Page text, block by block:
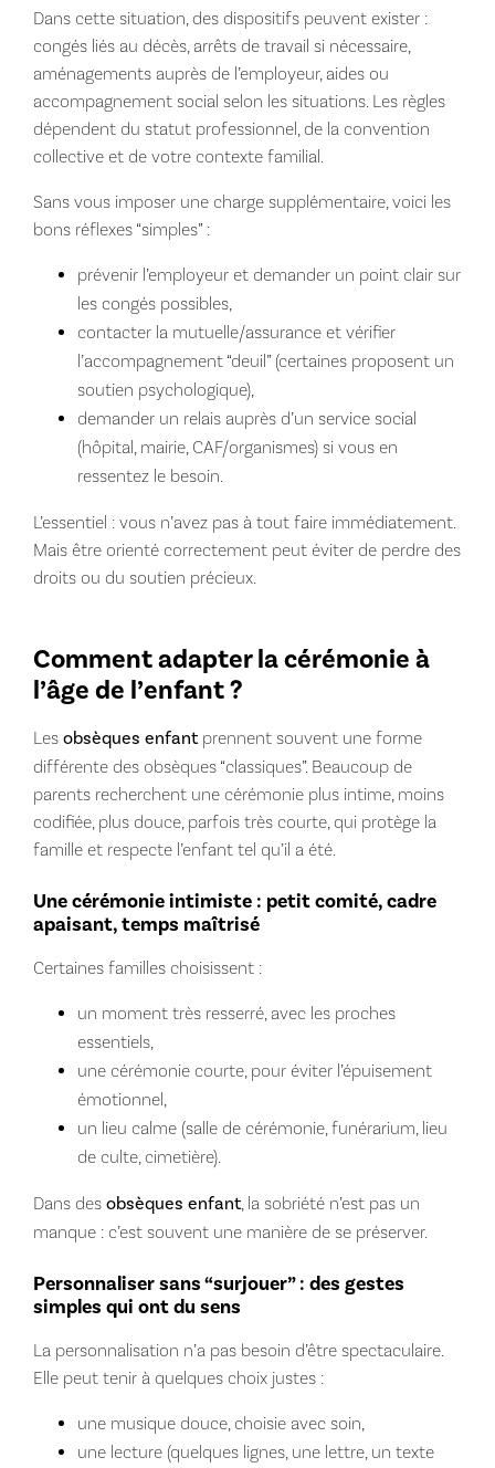
Dans cette situation, des dispositifs peuvent exister :
congés liés au décès, arrêts de travail si nécessaire,
aménagements auprès de l’employeur, aides ou
accompagnement social selon les situations. Les règles
dépendent du statut professionnel, de la convention
collective et de votre contexte familial.
Sans vous imposer une charge supplémentaire, voici les
bons réflexes “simples” :
prévenir l’employeur et demander un point clair sur
les congés possibles,
contacter la mutuelle/assurance et vérifier
l’accompagnement “deuil” (certaines proposent un
soutien psychologique),
demander un relais auprès d’un service social
(hôpital, mairie, CAF/organismes) si vous en
ressentez le besoin.
L’essentiel : vous n’avez pas à tout faire immédiatement.
Mais être orienté correctement peut éviter de perdre des
droits ou du soutien précieux.
Comment adapter la cérémonie à
l’âge de l’enfant ?
Les obsèques enfantprennent souvent une forme
différente des obsèques “classiques”. Beaucoup de
parents recherchent une cérémonie plus intime, moins
codifiée, plus douce, parfois très courte, qui protège la
famille et respecte l’enfant tel qu’il a été.
Une cérémonie intimiste : petit comité, cadre
apaisant, temps maîtrisé
Certaines familles choisissent :
un moment très resserré, avec les proches
essentiels,
une cérémonie courte, pour éviter l’épuisement
émotionnel,
un lieu calme (salle de cérémonie, funérarium, lieu
de culte, cimetière).
Dans des obsèques enfant, la sobriété n’est pas un
manque : c’est souvent une manière de se préserver.
Personnaliser sans “surjouer” : des gestes
simples qui ont du sens
La personnalisation n’a pas besoin d’être spectaculaire.
Elle peut tenir à quelques choix justes :
une musique douce, choisie avec soin,
une lecture (quelques lignes, une lettre, un texte